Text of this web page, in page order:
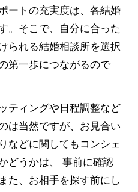
ートの充実度は、各結婚
。そこで、自分に合った
られる結婚相談所を選択
第一歩につながるので
ティングや日程調整など
は当然ですが、お見合い
などに関してもコンシェ
どうかは、 事前に確認
た、お相手を探す前にし